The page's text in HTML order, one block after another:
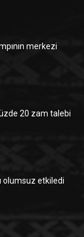
merkezi
20 zam talebi
olumsuz etkiledi